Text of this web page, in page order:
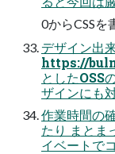
0からCSSを
デザイン出
https://
としたOSS
ザインにも
作業時間の
たり まとま
イベートで